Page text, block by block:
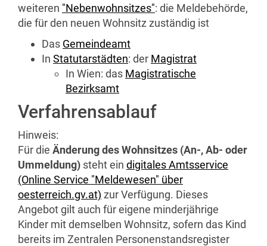
weiteren "Nebenwohnsitzes": die Meldebehörde,
die für den neuen Wohnsitz zuständig ist
Das Gemeindeamt
In Statutarstädten: der Magistrat
In Wien: das Magistratische
Bezirksamt
Verfahrensablauf
Hinweis:
Für die Änderung des Wohnsitzes (An-, Ab- oder
Ummeldung) steht ein digitales Amtsservice
(Online Service "Meldewesen" über
oesterreich.gv.at) zur Verfügung. Dieses
Angebot gilt auch für eigene minderjährige
Kinder mit demselben Wohnsitz, sofern das Kind
bereits im Zentralen Personenstandsregister